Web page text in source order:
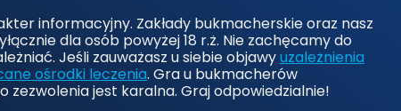
informacyjny. Zakłady bukmacherskie oraz nasz
dla osób powyżej 18 r.ż. Nie zachęcamy do
Jeśli zauważasz u siebie objawyuzależnienia
ośrodki leczenia. Gra u bukmacherów
zezwolenia jest karalna. Graj odpowiedzialnie!